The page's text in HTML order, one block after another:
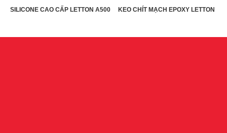
SILICONE CAO CẤP LETTON A500 KEO CHÍT MẠCH EPOXY LETTON